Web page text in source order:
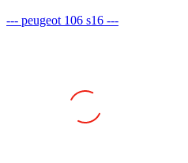
--- peugeot 106 s16 ---